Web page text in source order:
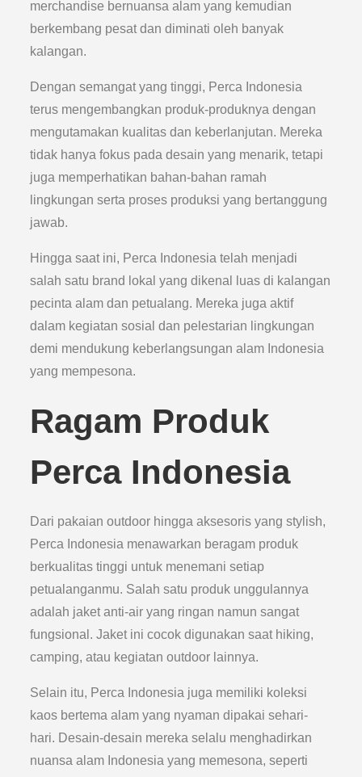
merchandise bernuansa alam yang kemudian
berkembang pesat dan diminati oleh banyak
kalangan.
Dengan semangat yang tinggi, Perca Indonesia
terus mengembangkan produk-produknya dengan
mengutamakan kualitas dan keberlanjutan. Mereka
tidak hanya fokus pada desain yang menarik, tetapi
juga memperhatikan bahan-bahan ramah
lingkungan serta proses produksi yang bertanggung
jawab.
Hingga saat ini, Perca Indonesia telah menjadi
salah satu brand lokal yang dikenal luas di kalangan
pecinta alam dan petualang. Mereka juga aktif
dalam kegiatan sosial dan pelestarian lingkungan
demi mendukung keberlangsungan alam Indonesia
yang mempesona.
Ragam Produk
Perca Indonesia
Dari pakaian outdoor hingga aksesoris yang stylish,
Perca Indonesia menawarkan beragam produk
berkualitas tinggi untuk menemani setiap
petualanganmu. Salah satu produk unggulannya
adalah jaket anti-air yang ringan namun sangat
fungsional. Jaket ini cocok digunakan saat hiking,
camping, atau kegiatan outdoor lainnya.
Selain itu, Perca Indonesia juga memiliki koleksi
kaos bertema alam yang nyaman dipakai sehari-
hari. Desain-desain mereka selalu menghadirkan
nuansa alam Indonesia yang memesona, seperti